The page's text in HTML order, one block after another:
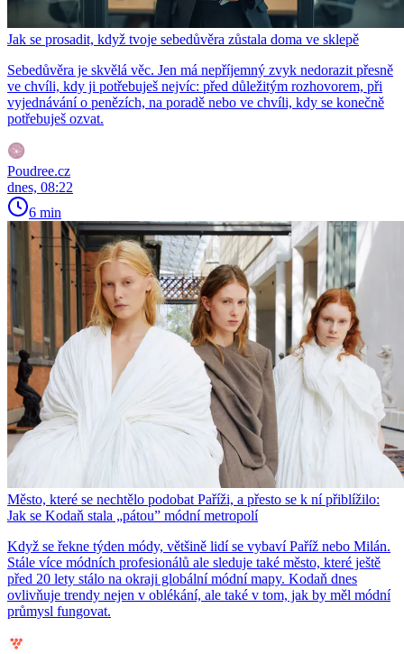
Jak se prosadit, když tvoje sebedůvěra zůstala doma ve sklepě
Sebedůvěra je skvělá věc. Jen má nepříjemný zvyk nedorazit přesně
ve chvíli, kdy ji potřebuješ nejvíc: před důležitým rozhovorem, při
vyjednávání o penězích, na poradě nebo ve chvíli, kdy se konečně
potřebuješ ozvat.
Poudree.cz
dnes, 08:22
6 min
Město, které se nechtělo podobat Paříži, a přesto se k ní přiblížilo:
Jak se Kodaň stala „pátou” módní metropolí
Když se řekne týden módy, většině lidí se vybaví Paříž nebo Milán.
Stále více módních profesionálů ale sleduje také město, které ještě
před 20 lety stálo na okraji globální módní mapy. Kodaň dnes
ovlivňuje trendy nejen v oblékání, ale také v tom, jak by měl módní
průmysl fungovat.